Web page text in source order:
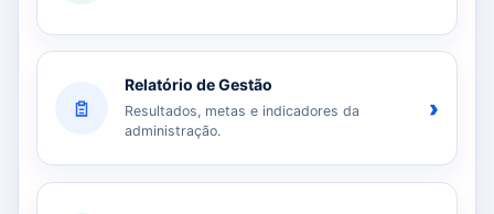
Relatório de Gestão
Resultados, metas e indicadores da
administração.
›